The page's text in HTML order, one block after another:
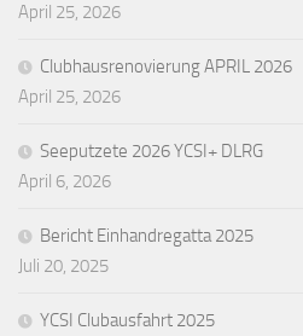
April 25, 2026
Clubhausrenovierung APRIL 2026
April 25, 2026
Seeputzete 2026 YCSI+ DLRG
April 6, 2026
Bericht Einhandregatta 2025
Juli 20, 2025
YCSI Clubausfahrt 2025